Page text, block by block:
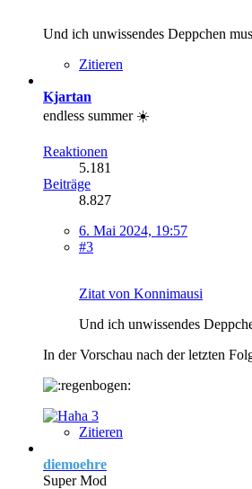
Und ich unwissendes Deppchen
Zitieren
Kjartan
endless summer ☀️
Reaktionen
5.181
Beiträge
8.827
6. Mai 2024, 19:57
#3
Zitat von Konnimausi
Und ich unwissendes
In der Vorschau nach der letzten
3
Zitieren
diemoehre
Super Mod